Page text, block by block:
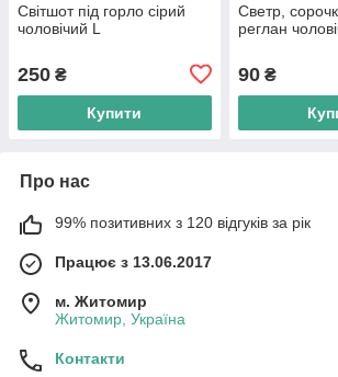
Світшот під горло сірий
чоловічий L
250 ₴
Купити
Светр,
реглан
90₴
Про нас
99% позитивних з 120 відгуків за рік
Працює з 13.06.2017
м. Житомир
Житомир, Україна
Контакти